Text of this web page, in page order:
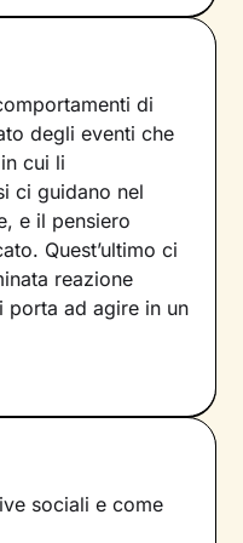
di
degli eventi che
cui li
ci guidano nel
e il pensiero
Quest’ultimo ci
reazione
porta ad agire in un
ci allontanano dal
vorremmo
interrompere,
un
sociali e come